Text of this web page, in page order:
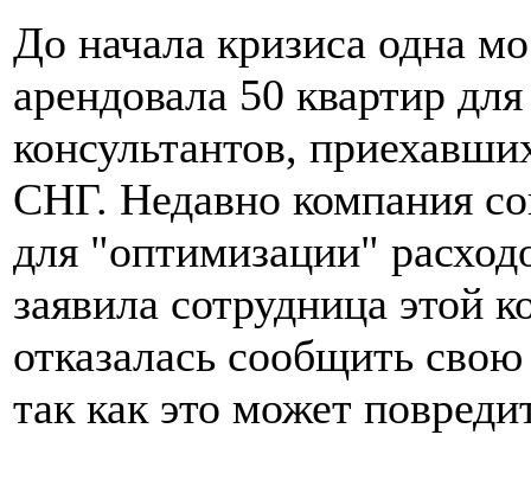
До начала кризиса одна
арендовала 50 квартир
консультантов,
СНГ. Недавно компания
для "оптимизации"
заявила сотрудница
отказалась сообщить
так как это может